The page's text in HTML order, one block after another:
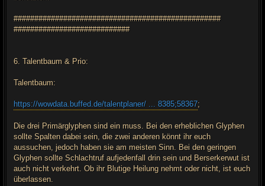
##################################################
############################
6. Talentbaum & Prio:
Talentbaum:
https://wowdata.buffed.de/talentplaner/ ... 8385;58367;
Die drei Primärglyphen sind ein muss. Bei den erheblichen Glyphen
sollte Spalten dabei sein, die zwei anderen könnt ihr euch
aussuchen, jedoch haben sie am meisten Sinn. Bei den geringen
Glyphen sollte Schlachtruf aufjedenfall drin sein und Berserkerwut ist
auch nicht verkehrt. Ob ihr Blutige Heilung nehmt oder nicht, ist euch
überlassen.